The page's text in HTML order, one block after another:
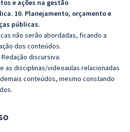
e ações na gestão
10. Planejamento, orçamento e
públicas.
não serão abordadas, ficando a
dos conteúdos.
discursiva.
as disciplinas/videoaulas relacionadas
conteúdos, mesmo constando